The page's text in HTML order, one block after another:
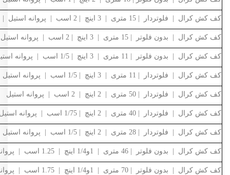
کف کش کرال | فلوتردار | 15 متری | 3 اینچ | 2 اسب | پروانه استیل | QSX-81542-FS
کف کش کرال | بدون فلوتر | 15 متری | 3 اینچ | 2 اسب | پروانه استیل | QSX-81542-NS
کف کش کرال | بدون فلوتر | 11 متری | 3 اینچ | 1/5 اسب | پروانه استیل | QSX-81142-NS
کف کش کرال | فلوتردار | 11 متری | 3 اینچ | 1/5 اسب | پروانه استیل | QSX-81142-FS
کف کش کرال | فلوتردار | 50 متری | 2 اینچ | 2 اسب | پروانه استیل | چهار طبقه | QMX-65012-FS
کف کش کرال | فلوتردار | 40 متری | 2 اینچ | 1/75 اسب | پروانه استیل | سه طبقه | QMX-64012-FS
کف کش کرال | فلوتردار | 28 متری | 2 اینچ | 1/5 اسب | پروانه استیل | دو طبقه | QMX-62812-FS
کف کش کرال | بدون فلوتر | 46 متری | 1و1/4 اینچ | 1.25 اسب | پروانه استیل | چهار طبقه | QMX-44609-NS
کف کش کرال | بدون فلوتر | 70 متری | 1و1/4 اینچ | 1.75 اسب | پروانه استیل | شش طبقه | QMX-47009-N